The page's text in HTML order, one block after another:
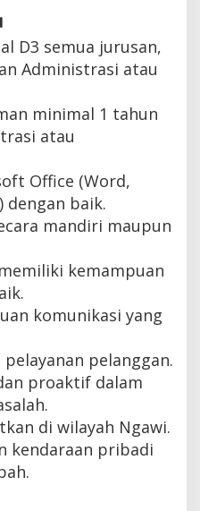
D3 semua jurusan,
Administrasi atau
minimal 1 tahun
atau
Office (Word,
dengan baik.
mandiri maupun
kemampuan
komunikasi yang
pelanggan.
proaktif dalam
di wilayah Ngawi.
kendaraan pribadi